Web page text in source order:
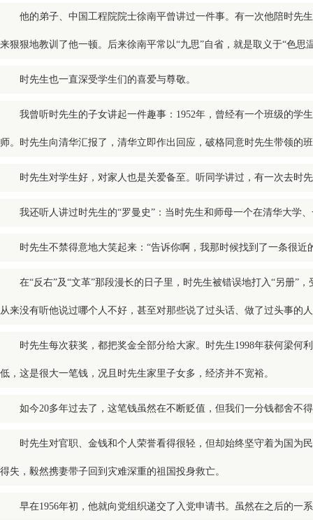
他的弟子、中国工程院院士徐南平曾讲过一件事。有一次他陪时先
来狠狠地教训了他一顿。后来徐南平常以“九思”自省，就是取义于“色
时先生也一直深受学生们的喜爱与尊敬。
我曾听时先生的子女讲起一件趣事：1952年，曾经有一个班级的
师。时先生向清华汇报了，清华立即作出回应，破格同意时先生带领的
时先生对学生好，对家人也是关爱备至。听同学讲过，有一次去时
我还听人讲过时先生的“罗曼史”：当时先生和师母一个在清华大学
时先生不禁得意地大笑起来：“告诉你啊，我那时候找到了一条很
在“反右”及“文革”那段漫长的日子里，时先生被错误地打入“另册”
从来没有听他说过哪个人不好，甚至对那些说了过头话、做了过头事的
时先生每次获奖，都把奖金全部分给大家。时先生1998年获何梁
低，这是很大一笔钱，况且时先生家里子女多，经济并不宽裕。
如今20多年过去了，这笔钱虽然在不断贬值，但我们一分钱都舍不
时先生对官职、金钱和个人荣誉看得很轻，但却始终坚守着为国为
得失，毅然携妻带子回到灾难深重的祖国投身救亡。
早在1956年初，他就向党组织递交了入党申请书。虽然在之后的一